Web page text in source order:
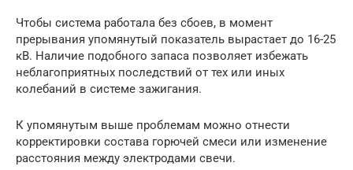
Чтобы система работала без сбоев, в момент
прерывания упомянутый показатель вырастает до 16-25
кВ. Наличие подобного запаса позволяет избежать
неблагоприятных последствий от тех или иных
колебаний в системе зажигания.
К упомянутым выше проблемам можно отнести
корректировки состава горючей смеси или изменение
расстояния между электродами свечи.